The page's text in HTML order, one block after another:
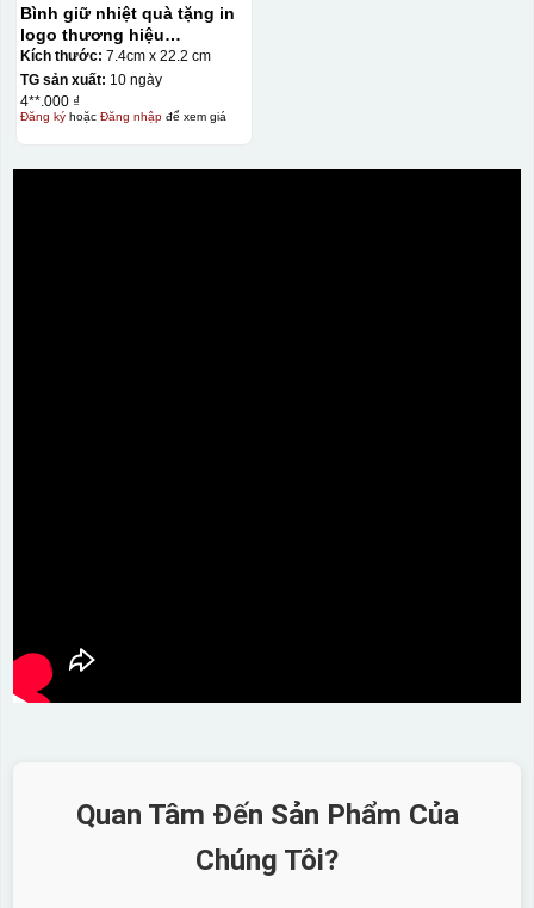
Bình giữ nhiệt quà tặng in
logo thương hiệu
LocknLock Metro Double
470ml KQ-BGN38
Kích thước: 7.4cm x 22.2 cm
TG sản xuất: 10 ngày
4**.000 ₫
Đăng kýhoặc Đăng nhậpđể xem giá
Quan Tâm Đến Sản Phẩm Của
Chúng Tôi?